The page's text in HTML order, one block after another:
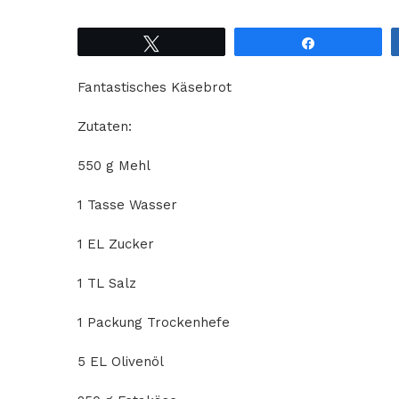
Fantastisches Käsebrot
Zutaten:
550 g Mehl
1 Tasse Wasser
1 EL Zucker
1 TL Salz
1 Packung Trockenhefe
5 EL Olivenöl